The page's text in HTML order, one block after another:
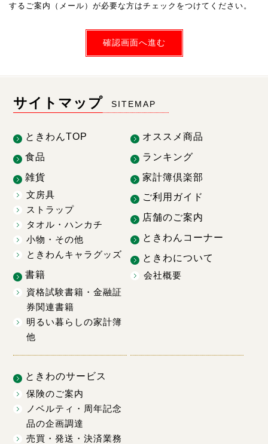
するご案内（メール）が必要な方はチェックをつけてください。
確認画面へ進む
サイトマップ SITEMAP
ときわんTOP
食品
雑貨
文房具
ストラップ
タオル・ハンカチ
小物・その他
ときわんキャラグッズ
書籍
資格試験書籍・金融証
券関連書籍
明るい暮らしの家計簿
他
オススメ商品
ランキング
家計簿倶楽部
ご利用ガイド
店舗のご案内
ときわんコーナー
ときわについて
会社概要
ときわのサービス
保険のご案内
ノベルティ・周年記念
品の企画調達
売買・発送・決済業務